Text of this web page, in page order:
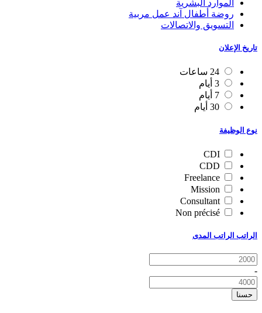
الموارد البشرية
روضة أطفال آند عمل مربية
التسويق والاتصالات
تاريخ الإعلان
24 ساعات
3 أيام
7 أيام
30 أيام
نوع الوظيفة
CDI
CDD
Freelance
Mission
Consultant
Non précisé
الراتب الراتب المدى
-
حسنا